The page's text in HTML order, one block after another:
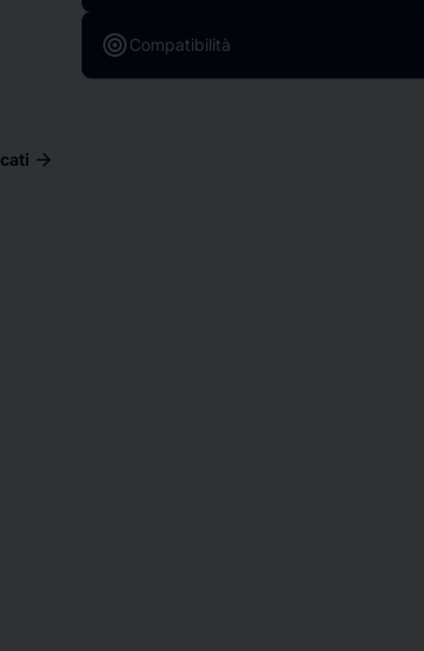
arrow_forward
targetCompatibilità